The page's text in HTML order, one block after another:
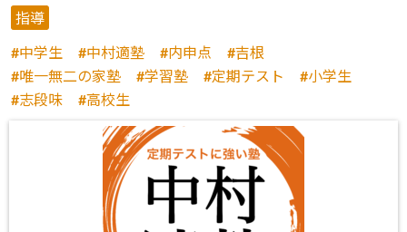
指導
中学生
中村適塾 内申点
吉根
唯一無二の家塾
学習塾 定期テスト
小学生
志段味
高校生